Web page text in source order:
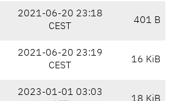
2021-06-20 23:18
CEST
401 B
2021-06-20 23:19
CEST
16 KiB
2023-01-01 03:03